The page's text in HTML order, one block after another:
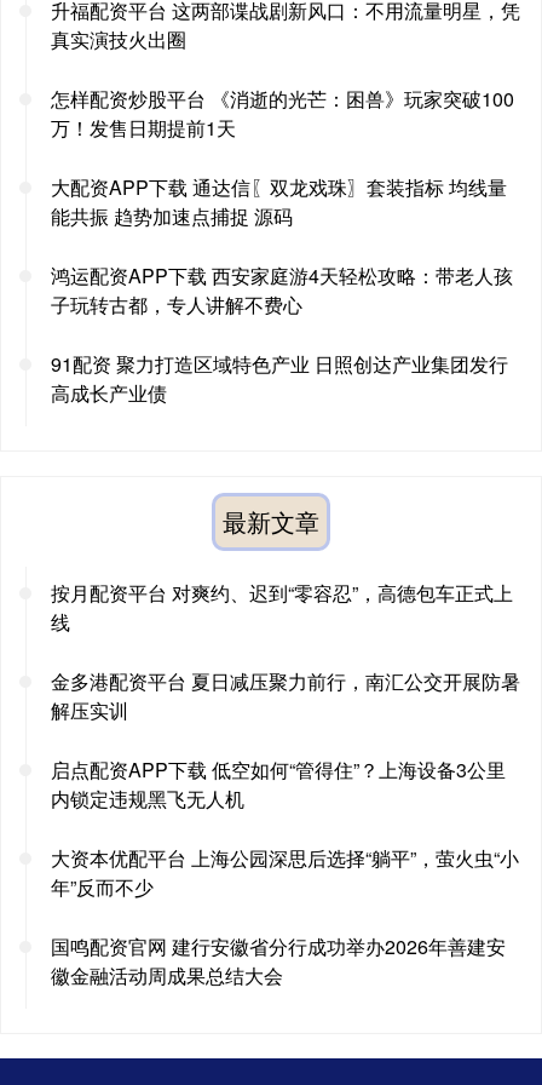
升福配资平台 这两部谍战剧新风口：不用流量明星，凭
真实演技火出圈
怎样配资炒股平台 《消逝的光芒：困兽》玩家突破100
万！发售日期提前1天
大配资APP下载 通达信〖双龙戏珠〗套装指标 均线量
能共振 趋势加速点捕捉 源码
鸿运配资APP下载 西安家庭游4天轻松攻略：带老人孩
子玩转古都，专人讲解不费心
91配资 聚力打造区域特色产业 日照创达产业集团发行
高成长产业债
最新文章
按月配资平台 对爽约、迟到“零容忍”，高德包车正式上
线
金多港配资平台 夏日减压聚力前行，南汇公交开展防暑
解压实训
启点配资APP下载 低空如何“管得住”？上海设备3公里
内锁定违规黑飞无人机
大资本优配平台 上海公园深思后选择“躺平”，萤火虫“小
年”反而不少
国鸣配资官网 建行安徽省分行成功举办2026年善建安
徽金融活动周成果总结大会